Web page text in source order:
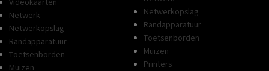
Netwerk
Netwerkopslag
Randapparatuur
Toetsenborden
Muizen
Netwerkopslag
Randapparatuur
Toetsenborden
Muizen
Printers